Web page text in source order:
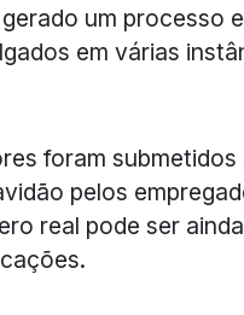
um processo
em várias
foram submetidos
pelos
real pode ser